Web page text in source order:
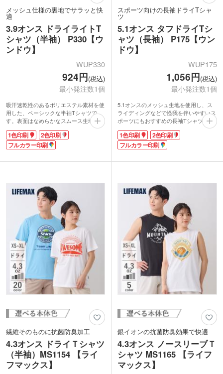
メッシュ仕様の裏地でサラッと快
適
3.9オンス ドライライトT
シャツ（半袖） P330【ウ
ンドウ】
WUP330
924円(税込)
最小発注数1個
吸汗速乾性のあるポリエステル素材を使
用した、ベーシックな半袖Tシャツで
す。表面はなめらかなスムース生地でシ
ワになりにくく、裏地はメッシュ仕様で
サラッとした着心地を実現。襟はフライ
ス生地で型崩れしにくく、着脱もスムー
チームロゴや学校名など、お好きなデザ
選べるため、体育祭のクラスTシャツや
クラブチームの練習着などのオリジナル
ウェア作成におすすめです。
1色印刷
2色印刷
フルカラー印刷
スポーツ向けの長袖ドライTシャ
ツ
5.1オンス タフドライTシ
ャツ（長袖） P175【ウン
ドウ】
WUP175
1,056円(税込)
最小発注数1個
5.1オンスのメッシュ生地を使用し、ス
ライディングなどで怪我を伴いやすいス
ポーツにもおすすめの長袖Tシャツで
す。吸汗速乾のためアクティブなシーン
でも快適に過ごせます。襟と袖口は伸縮
性のあるフライス仕様で着脱しやすく、
いです。
インで、オリジナルウェアはもちろん、
イベントスタッフのユニフォームなどに
もおすすめです。
1色印刷
2色印刷
フルカラー印刷
繊維そのものに抗菌防臭加工
4.3オンス ドライＴシャツ
（半袖）MS1154 【ライ
フマックス】
銀イオンの抗菌防臭効果で快適
4.3オンス ノースリーブＴ
シャツ MS1165 【ライフ
マックス】